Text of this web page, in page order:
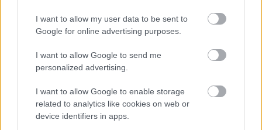
I want to allow my user data to be sent to
Google for online advertising purposes.
I want to allow Google to send me
personalized advertising.
I want to allow Google to enable storage
related to analytics like cookies on web or
device identifiers in apps.
A fogyasztói drónok adatait
akarja Kína
| 2016.04.22 15:30
Élőben streamelnek a Facebookra
Hardver| 2016.04.14 13:05
Hőkamerás drónt csinált a DJI